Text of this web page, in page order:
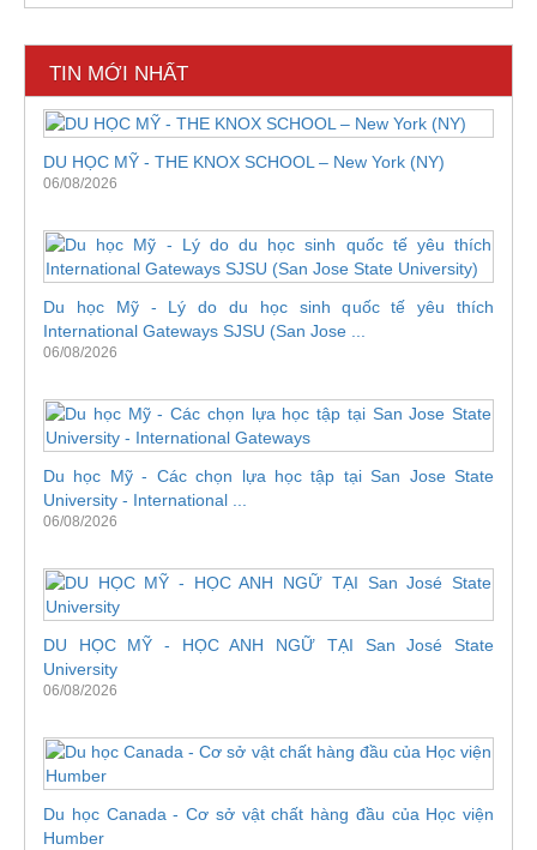
TIN MỚI NHẤT
DU HỌC MỸ - THE KNOX SCHOOL – New York (NY)
06/08/2026
Du học Mỹ - Lý do du học sinh quốc tế yêu thích
International Gateways SJSU (San Jose ...
06/08/2026
Du học Mỹ - Các chọn lựa học tập tại San Jose State
University - International ...
06/08/2026
DU HỌC MỸ - HỌC ANH NGỮ TẠI San José State
University
06/08/2026
Du học Canada - Cơ sở vật chất hàng đầu của Học viện
Humber